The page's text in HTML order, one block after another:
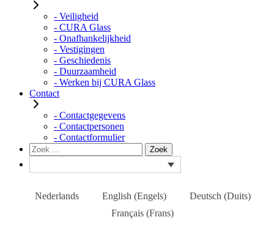
- Veiligheid
- CURA Glass
- Onafhankelijkheid
- Vestigingen
- Geschiedenis
- Duurzaamheid
- Werken bij CURA Glass
Contact
- Contactgegevens
- Contactpersonen
- Contactformulier
Zoeken
naar:
Zoek
Nederlands English (Engels) Deutsch (Duits)
Français (Frans)